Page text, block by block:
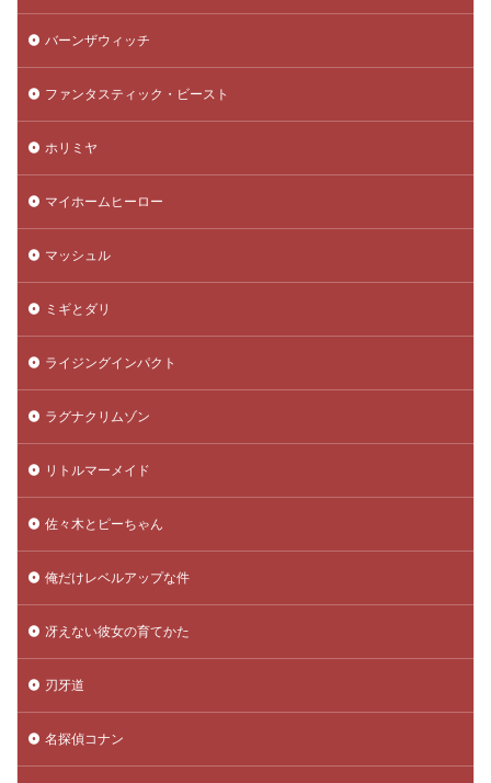
バーンザウィッチ
ファンタスティック・ビースト
ホリミヤ
マイホームヒーロー
マッシュル
ミギとダリ
ライジングインパクト
ラグナクリムゾン
リトルマーメイド
佐々木とピーちゃん
俺だけレベルアップな件
冴えない彼女の育てかた
刃牙道
名探偵コナン